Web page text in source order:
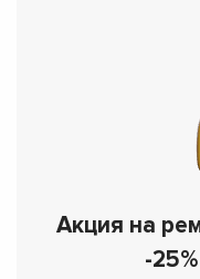
Акция на
-